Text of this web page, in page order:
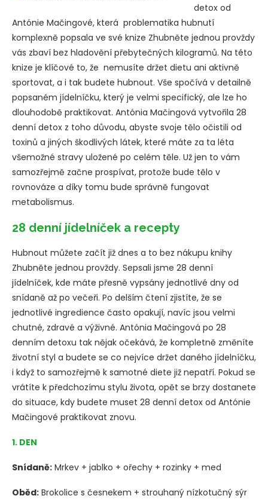
detox od
Antónie Mačingové, která problematika hubnutí
komplexně popsala ve své knize Zhubněte jednou provždy
vás zbaví bez hladovění přebytečných kilogramů. Na této
knize je klíčové to, že nemusíte držet dietu ani aktivně
sportovat, a i tak budete hubnout. Vše spočívá v detailně
popsaném jídelníčku, který je velmi specifický, ale lze ho
dlouhodobě praktikovat. Antónia Mačingová vytvořila 28
denní detox z toho důvodu, abyste svoje tělo očistili od
toxinů a jiných škodlivých látek, které máte za ta léta
všemožné stravy uložené po celém těle. Už jen to vám
samozřejmě začne prospívat, protože bude tělo v
rovnováze a díky tomu bude správně fungovat
metabolismus.
28 denní jídelníček a recepty
Hubnout můžete začít již dnes a to bez nákupu knihy
Zhubněte jednou provždy. Sepsali jsme 28 denní
jídelníček, kde máte přesně vypsány jednotlivé dny od
snídaně až po večeři. Po delším čtení zjistíte, že se
jednotlivé ingredience často opakují, navíc jsou velmi
chutné, zdravé a výživné. Antónia Mačingová po 28
denním detoxu tak nějak očekává, že kompletně změníte
životní styl a budete se co nejvíce držet daného jídelníčku,
i když to samozřejmě k samotné diete již nepatří. Pokud se
vrátíte k předchozímu stylu života, opět se brzy dostanete
do situace, kdy budete muset 28 denní detox od Antónie
Mačingové praktikovat znovu.
1. DEN
Snídaně: Mrkev + jablko + ořechy + rozinky + med
Oběd: Brokolice s česnekem + strouhaný nízkotučný sýr